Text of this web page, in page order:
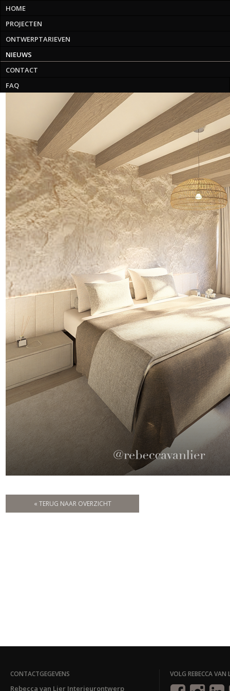
HOME
PROJECTEN
ONTWERPTARIEVEN
NIEUWS
CONTACT
FAQ
« TERUG NAAR OVERZICHT
CONTACTGEGEVENS
Rebecca van Lier Interieurontwerp
VOLG REBECCA VAN